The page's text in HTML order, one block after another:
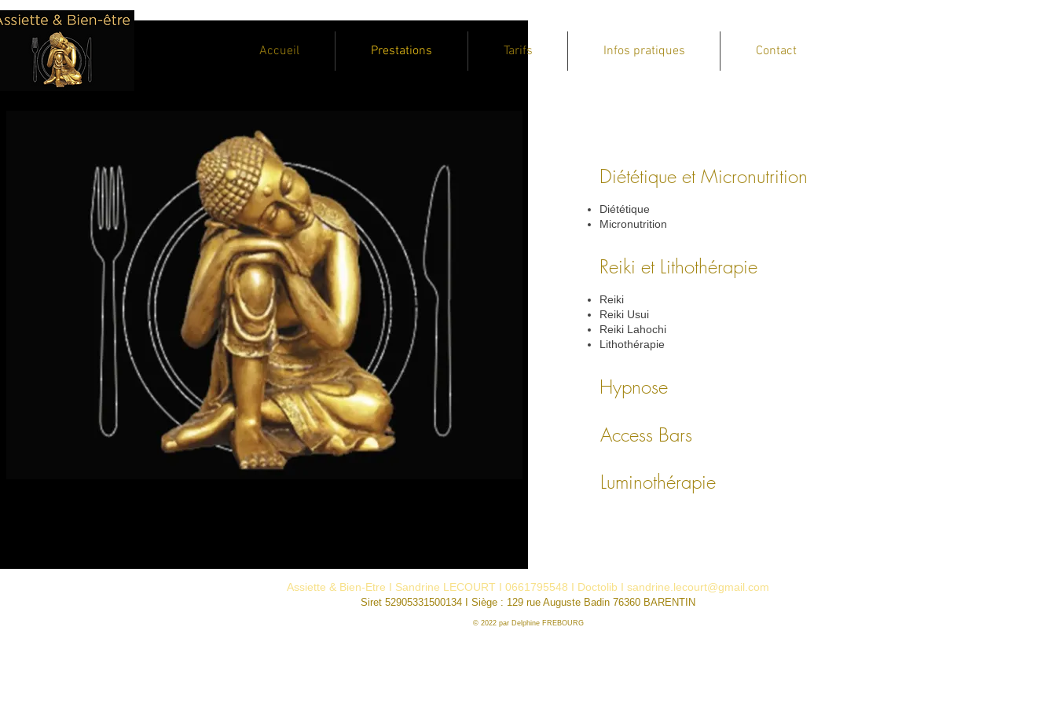
Accueil Prestations Tarifs Infos pratiques Contact
Diététique et Micronutrition
Diététique
Micronutrition
Reiki et Lithothérapie
Reiki
Reiki Usui
Reiki Lahochi
Lithothérapie
Hypnose
Access Bars
Luminothérapie
Assiette & Bien-Etre I Sandrine LECOURT I 0661795548 I Doctolib I sandrine.lecourt@gmail.com
Siret 52905331500134 I Siège : 129 rue Auguste Badin 76360 BARENTIN
© 2022 par Delphine FREBOURG